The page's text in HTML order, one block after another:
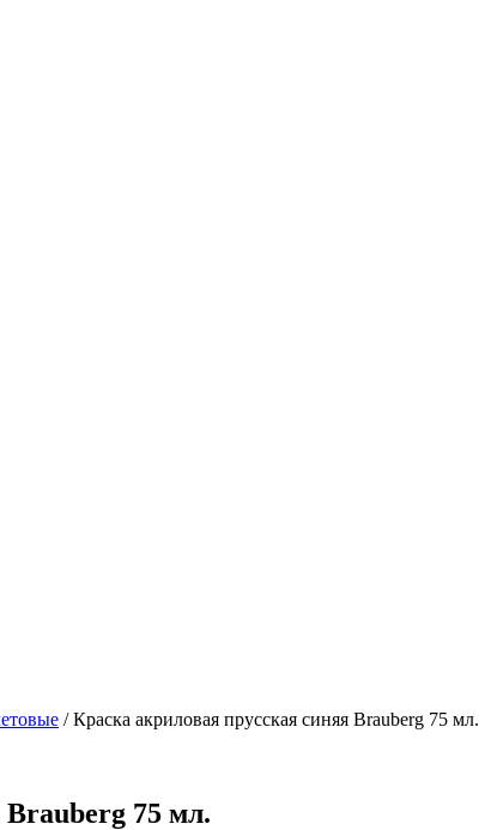
/ Краска акриловая прусская синяя Brauberg 75 мл.
Brauberg 75 мл.